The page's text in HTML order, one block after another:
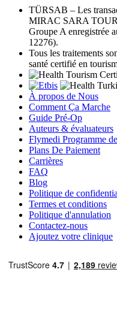
TÜRSAB – Les
MIRAC SARA
Groupe A enregistrée
12276).
Tous les traitements
santé certifié en
À propos de Nous
Comment Ça Marche
Guide Pré-Op
Auteurs & évaluateurs
Flymedi Programme
Plans De Paiement
Carrières
FAQ
Blog
Politique de
Termes et conditions
Politique d'annulation
Contactez-nous
Ajoutez votre clinique